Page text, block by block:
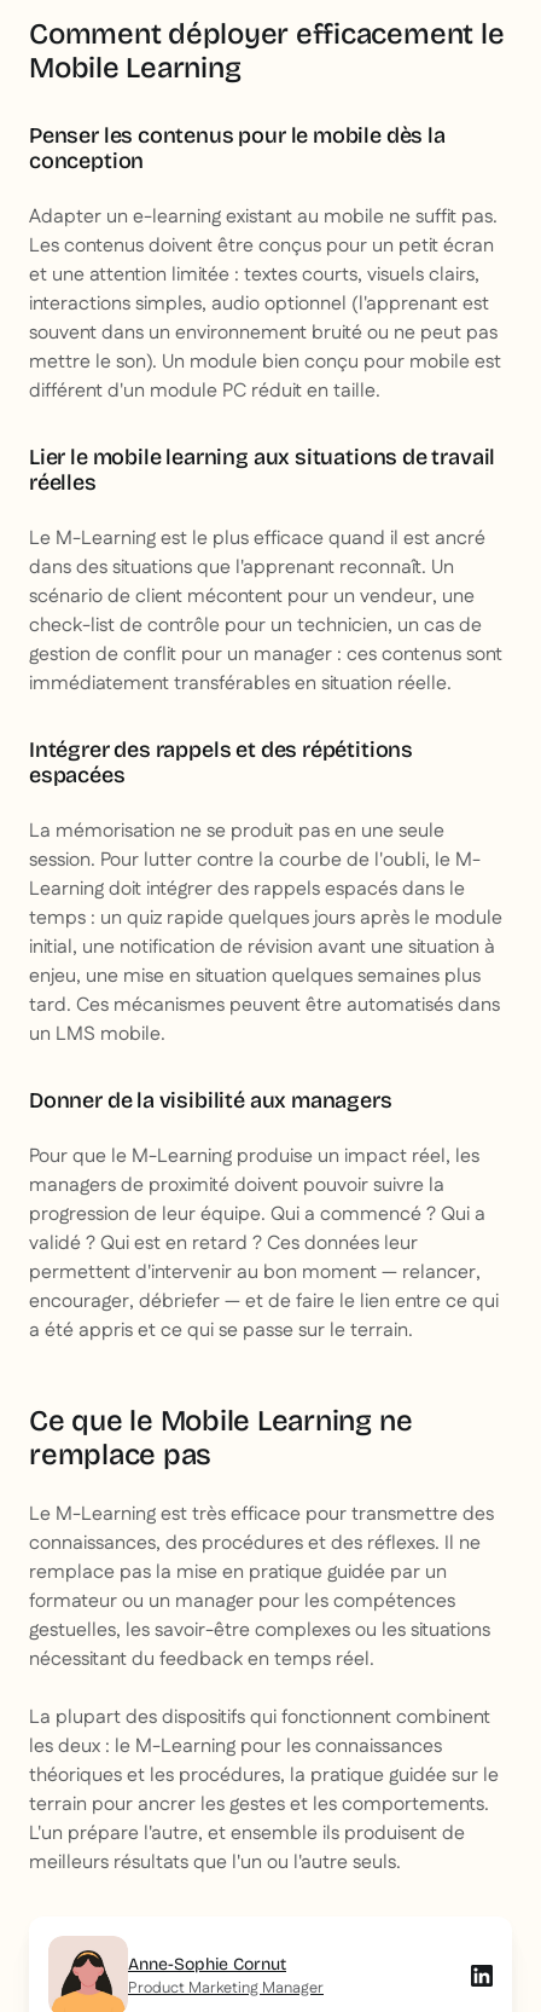
Comment déployer efficacement le
Mobile Learning
Penser les contenus pour le mobile dès la
conception
Adapter un e-learning existant au mobile ne suffit pas.
Les contenus doivent être conçus pour un petit écran
et une attention limitée : textes courts, visuels clairs,
interactions simples, audio optionnel (l'apprenant est
souvent dans un environnement bruité ou ne peut pas
mettre le son). Un module bien conçu pour mobile est
différent d'un module PC réduit en taille.
Lier le mobile learning aux situations de travail
réelles
Le M-Learning est le plus efficace quand il est ancré
dans des situations que l'apprenant reconnaît. Un
scénario de client mécontent pour un vendeur, une
check-list de contrôle pour un technicien, un cas de
gestion de conflit pour un manager : ces contenus sont
immédiatement transférables en situation réelle.
Intégrer des rappels et des répétitions
espacées
La mémorisation ne se produit pas en une seule
session. Pour lutter contre la courbe de l'oubli, le M-
Learning doit intégrer des rappels espacés dans le
temps : un quiz rapide quelques jours après le module
initial, une notification de révision avant une situation à
enjeu, une mise en situation quelques semaines plus
tard. Ces mécanismes peuvent être automatisés dans
un LMS mobile.
Donner de la visibilité aux managers
Pour que le M-Learning produise un impact réel, les
managers de proximité doivent pouvoir suivre la
progression de leur équipe. Qui a commencé ? Qui a
validé ? Qui est en retard ? Ces données leur
permettent d'intervenir au bon moment — relancer,
encourager, débriefer — et de faire le lien entre ce qui
a été appris et ce qui se passe sur le terrain.
Ce que le Mobile Learning ne
remplace pas
Le M-Learning est très efficace pour transmettre des
connaissances, des procédures et des réflexes. Il ne
remplace pas la mise en pratique guidée par un
formateur ou un manager pour les compétences
gestuelles, les savoir-être complexes ou les situations
nécessitant du feedback en temps réel.
La plupart des dispositifs qui fonctionnent combinent
les deux : le M-Learning pour les connaissances
théoriques et les procédures, la pratique guidée sur le
terrain pour ancrer les gestes et les comportements.
L'un prépare l'autre, et ensemble ils produisent de
meilleurs résultats que l'un ou l'autre seuls.
Anne-Sophie Cornut
Product Marketing Manager